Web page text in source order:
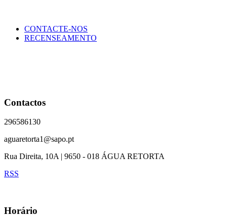
CONTACTE-NOS
RECENSEAMENTO
Contactos
296586130
aguaretorta1@sapo.pt
Rua Direita, 10A | 9650 - 018 ÁGUA RETORTA
RSS
Horário